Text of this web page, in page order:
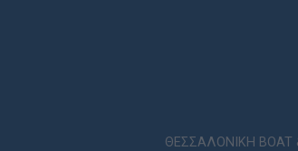
ΘΕΣΣΑΛΟΝΙΚΗ BOAT